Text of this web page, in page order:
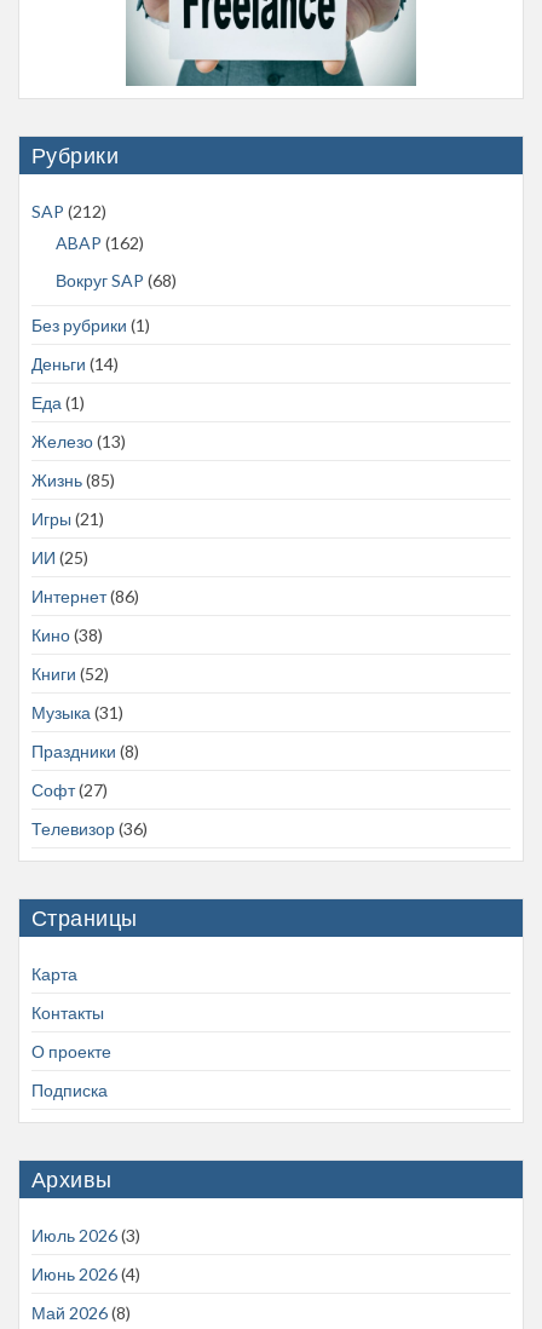
Рубрики
SAP (212)
ABAP (162)
Вокруг SAP (68)
Без рубрики (1)
Деньги (14)
Еда (1)
Железо(13)
Жизнь(85)
Игры (21)
ИИ (25)
Интернет(86)
Кино(38)
Книги (52)
Музыка (31)
Праздники (8)
Софт(27)
Телевизор(36)
Страницы
Карта
Контакты
О проекте
Подписка
Архивы
Июль 2026(3)
Июнь 2026(4)
Май 2026(8)